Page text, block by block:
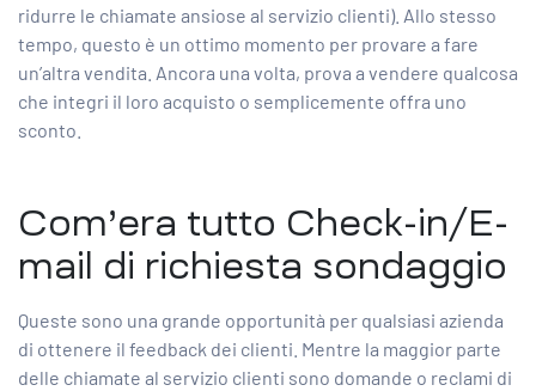
ridurre le chiamate ansiose al servizio clienti). Allo stesso
tempo, questo è un ottimo momento per provare a fare
un’altra vendita. Ancora una volta, prova a vendere qualcosa
che integri il loro acquisto o semplicemente offra uno
sconto.
Com’era tutto Check-in/E-
mail di richiesta sondaggio
Queste sono una grande opportunità per qualsiasi azienda
di ottenere il feedback dei clienti. Mentre la maggior parte
delle chiamate al servizio clienti sono domande o reclami di